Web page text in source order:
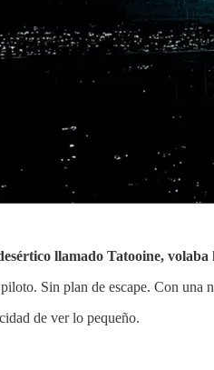
llamado Tatooine,
Sin plan de escape. Con
de ver lo pequeño.